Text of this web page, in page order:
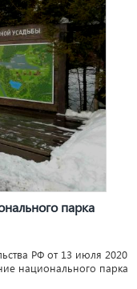
парка
РФ от 13 июля 2020
национального парка